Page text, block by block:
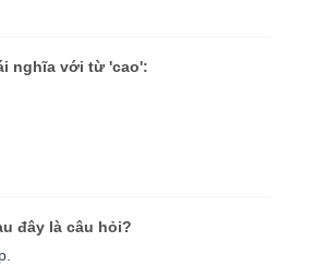
nghĩa với từ 'cao':
đây là câu hỏi?